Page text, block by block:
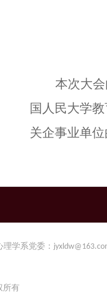
本次大
国人民大学
关企事业单
学系党委：
所有